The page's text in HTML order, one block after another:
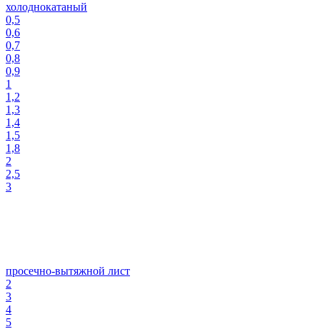
холоднокатаный
0,5
0,6
0,7
0,8
0,9
1
1,2
1,3
1,4
1,5
1,8
2
2,5
3
просечно-вытяжной лист
2
3
4
5